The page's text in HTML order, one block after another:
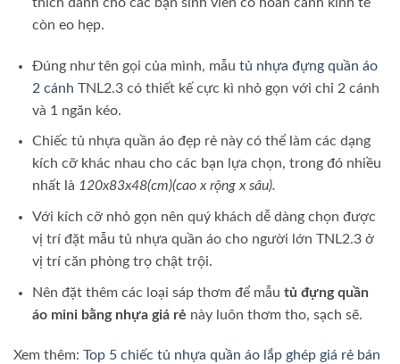
còn eo hẹp.
Đúng như tên gọi của mình, mẫu tủ nhựa đựng quần áo
2 cánh TNL2.3 có thiết kế cực kì nhỏ gọn với chỉ 2 cánh
và 1 ngăn kéo.
Chiếc tủ nhựa quần áo đẹp rẻ này có thể làm các dạng
kích cỡ khác nhau cho các bạn lựa chọn, trong đó nhiều
nhất là 120x83x48(cm)(cao x rộng x sâu).
Với kích cỡ nhỏ gọn nên quý khách dễ dàng chọn được
vị trí đặt mẫu tủ nhựa quần áo cho người lớn TNL2.3 ở
vị trí căn phòng trọ chật trội.
Nên đặt thêm các loại sáp thơm để mẫu tủ đựng quần
áo mini bằng nhựa giá rẻ này luôn thơm tho, sạch sẽ.
Xem thêm: Top 5 chiếc tủ nhựa quần áo lắp ghép giá rẻ bán